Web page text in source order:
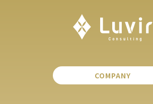
COMPANY